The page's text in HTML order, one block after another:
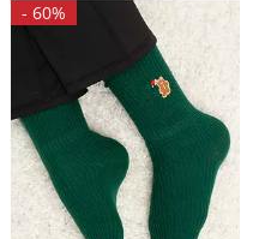
- 60%